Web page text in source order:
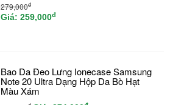
279,000đ
Giá: 259,000đ
Bao Da Đeo Lưng Ionecase Samsung
Note 20 Ultra Dạng Hộp Da Bò Hạt
Màu Xám